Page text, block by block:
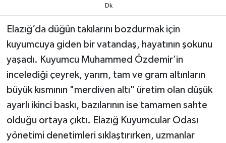
Dk
Elazığ’da düğün takılarını bozdurmak için
kuyumcuya giden bir vatandaş, hayatının şokunu
yaşadı. Kuyumcu Muhammed Özdemir’in
incelediği çeyrek, yarım, tam ve gram altınların
büyük kısmının "merdiven altı" üretim olan düşük
ayarlı ikinci baskı, bazılarının ise tamamen sahte
olduğu ortaya çıktı. Elazığ Kuyumcular Odası
yönetimi denetimleri sıklaştırırken, uzmanlar
OTOMOTİV
TEKNOLOJİ
YAŞAM
KÜLTÜR SANAT